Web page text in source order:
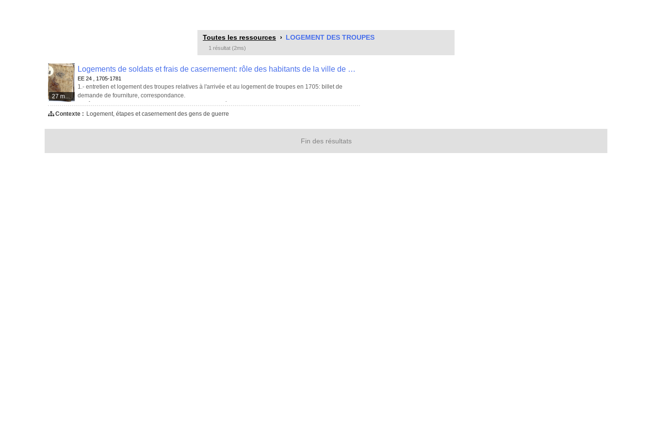
Toutes les ressources LOGEMENT DES TROUPES
1 résultat (2ms)
27 médias
Logements de soldats et frais de casernement: rôle des habitants de la ville de Quimper en état de loger des militaires (vers 1749-50), plaintes et demandes diverses (1705-1785) , EE 24
EE 24 , 1705-1781
1.- entretien et logement des troupes relatives à l'arrivée et au logement de troupes en 1705: billet de
demande de fourniture, correspondance.
2.- rôle des habitants de la ville de Quimper qui sont en état de loger des troupes et de contribuer aux
fournitures des casernes quand il y en a un si grand nombre que la communauté n'y peut pas suffire (établi
3.- demande d'exemption des charges de logement des gens de guerre au profit du sieur charpentier
Contexte : Logement, étapes et casernement des gens de guerre
Fin des résultats